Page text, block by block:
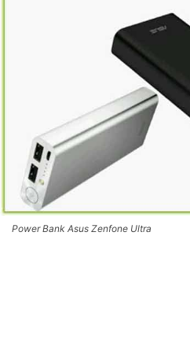
Power Bank Asus Zenfone Ultra